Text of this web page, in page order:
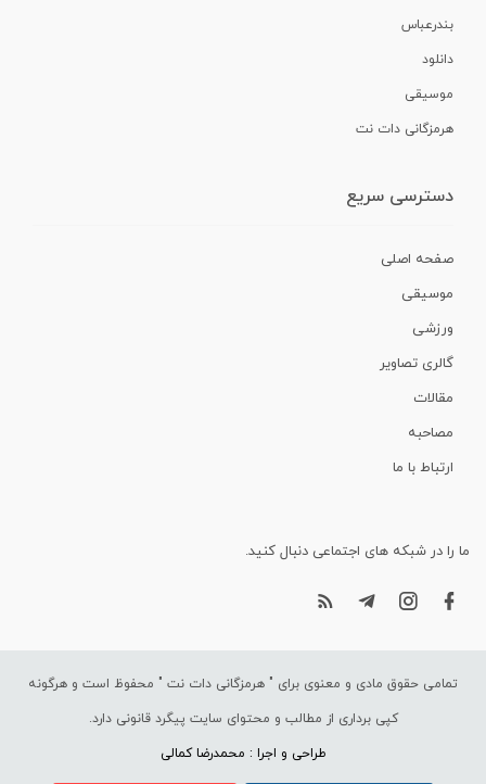
بندرعباس
دانلود
موسیقی
هرمزگانی دات نت
دسترسی سریع
صفحه اصلی
موسیقی
ورزشی
گالری تصاویر
مقالات
مصاحبه
ارتباط با ما
ما را در شبکه های اجتماعی دنبال کنید.
تمامی حقوق مادی و معنوی برای " هرمزگانی دات نت " محفوظ است و هرگونه
کپی برداری از مطالب و محتوای سایت پیگرد قانونی دارد.
طراحی و اجرا : محمدرضا کمالی